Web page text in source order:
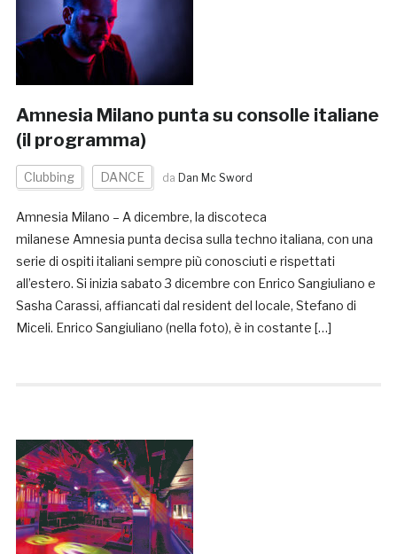
Amnesia Milano punta su consolle italiane
(il programma)
Clubbing DANCE da Dan Mc Sword
Amnesia Milano – A dicembre, la discoteca
milanese Amnesia punta decisa sulla techno italiana, con una
serie di ospiti italiani sempre più conosciuti e rispettati
all’estero. Si inizia sabato 3 dicembre con Enrico Sangiuliano e
Sasha Carassi, affiancati dal resident del locale, Stefano di
Miceli. Enrico Sangiuliano (nella foto), è in costante […]